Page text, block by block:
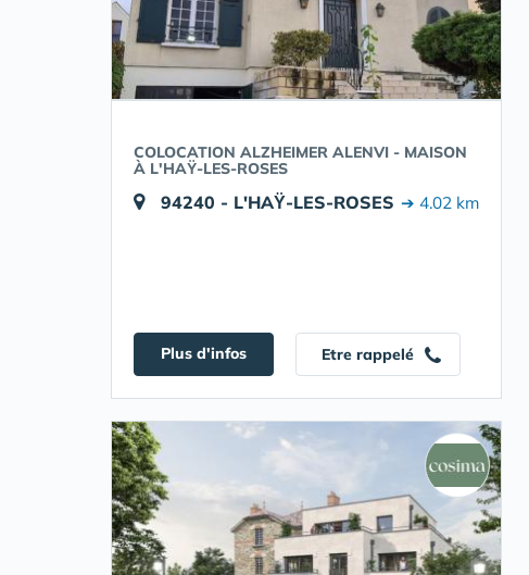
COLOCATION ALZHEIMER ALENVI - MAISON
À L'HAŸ-LES-ROSES
94240 - L'HAŸ-LES-ROSES ➔ 4.02 km
Plus d'infos Etre rappelé